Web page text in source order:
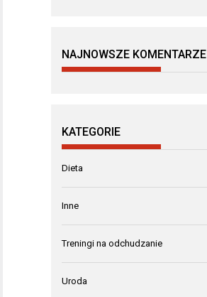
NAJNOWSZE KOMENTARZE
KATEGORIE
Dieta
Inne
Treningi na odchudzanie
Uroda